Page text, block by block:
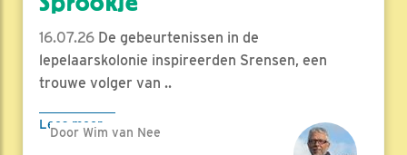
16.07.26 De gebeurtenissen in de
lepelaarskolonie inspireerden Srensen, een
trouwe volger van ..
Lees meer
Door Wim van Nee